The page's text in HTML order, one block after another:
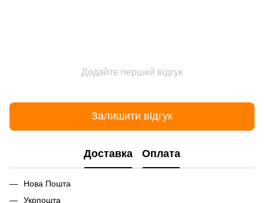
Додайте перший відгук
Залишити відгук
Доставка Оплата
Нова Пошта
Укрпошта